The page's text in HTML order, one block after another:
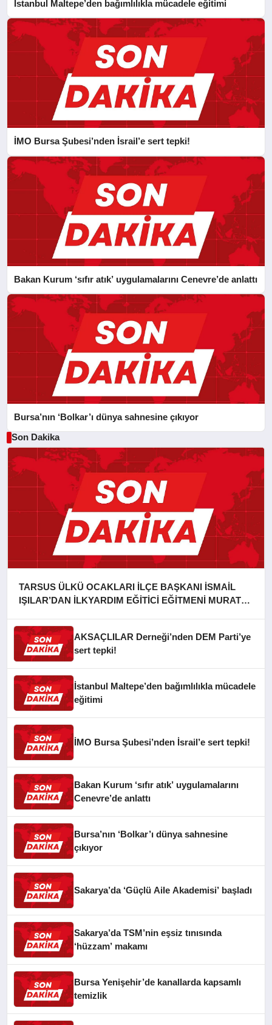
İstanbul Maltepe’den bağımlılıkla mücadele eğitimi
İMO Bursa Şubesi’nden İsrail’e sert tepki!
Bakan Kurum ‘sıfır atık’ uygulamalarını Cenevre’de anlattı
Bursa’nın ‘Bolkar’ı dünya sahnesine çıkıyor
Son Dakika
TARSUS ÜLKÜ OCAKLARI İLÇE BAŞKANI İSMAİL
IŞILAR’DAN İLKYARDIM EĞİTİCİ EĞİTMENİ MURAT
AKSAÇLILAR Derneği’nden DEM Parti’ye
sert tepki!
İstanbul Maltepe’den bağımlılıkla mücadele
eğitimi
İMO Bursa Şubesi’nden İsrail’e sert tepki!
Bakan Kurum ‘sıfır atık’ uygulamalarını
Cenevre’de anlattı
Bursa’nın ‘Bolkar’ı dünya sahnesine
çıkıyor
Sakarya’da ‘Güçlü Aile Akademisi’ başladı
Sakarya’da TSM’nin eşsiz tınısında
‘hüzzam’ makamı
Bursa Yenişehir’de kanallarda kapsamlı
temizlik